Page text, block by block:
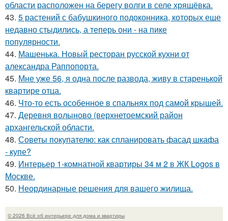
области расположен на берегу волги в селе хрящёвка.
43. 5 растений с бабушкиного подоконника, которых еще
недавно стыдились, а теперь они - на пике
популярности.
44. Машенька. Новый ресторан русской кухни от
александра Раппопорта.
45. Мне уже 56, я одна после развода, живу в старенькой
квартире отца.
46. Что-то есть особенное в спальнях под самой крышей.
47. Деревня волыново (верхнетоемский район
архангельской области.
48. Советы покупателю: как спланировать фасад шкафа
- купе?
49. Интерьер 1-комнатной квартиры 34 м 2 в ЖК Logos в
Москве.
50. Неординарные решения для вашего жилища.
© 2026 Всё об интерьере для дома и квартиры